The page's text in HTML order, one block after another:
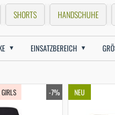
SHORTS HANDSCHUHE
EINSATZBEREICH
-7% NEU